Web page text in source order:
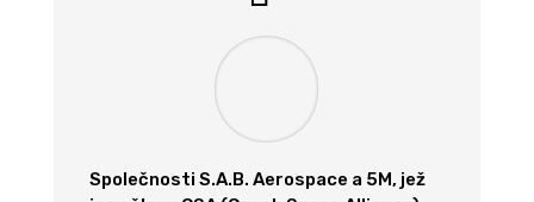
Společnosti S.A.B. Aerospace a 5M, jež